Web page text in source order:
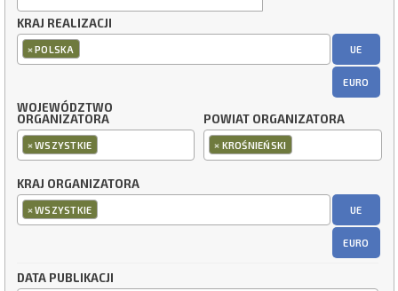
KRAJ REALIZACJI
×POLSKA UE
EURO
WOJEWÓDZTWO
ORGANIZATORA
×WSZYSTKIE
POWIAT ORGANIZATORA
× KROŚNIEŃSKI
KRAJ ORGANIZATORA
×WSZYSTKIE UE
EURO
DATA PUBLIKACJI